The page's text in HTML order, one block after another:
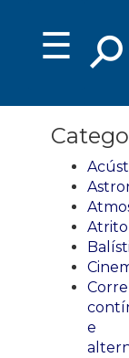
☰
Atrito
e